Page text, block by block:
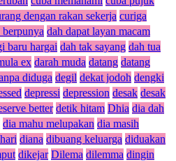
dengan rakan sekerja curiga
berpunya dah dapat layan macam
baru hargai dah tak sayang dah tua
ex darah muda datang datang
diduga degil dekat jodoh dengki
depressi depression desak desak
better detik hitam Dhia dia dah
dia mahu melupakan dia masih
diana dibuang keluarga diduakan
dikejar Dilema dilemma dingin